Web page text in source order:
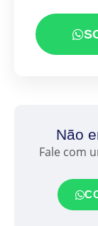
Não
Fale com